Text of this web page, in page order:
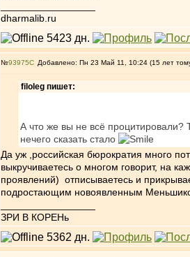
dharmalib.ru
№93975 Добавлено: Пн 23 Май 11, 10:24 (15 лет
filoleg пишет:
А что же вы не всё процитировали?
нечего сказать стало
Да уж ,российская бюрократия много
выкручиваетесь о многом говорит, на
проявлений) отписываетесь и
подростающим новоявленным
ЗРИ В КОРЕНь